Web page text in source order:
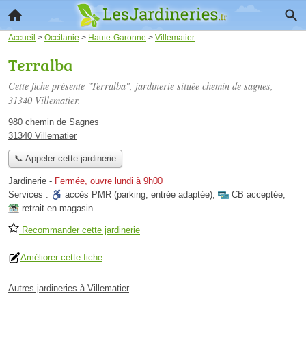
Accueil > Occitanie > Haute-Garonne > Villematier
Terralba
Cette fiche présente "Terralba", jardinerie située chemin de sagnes,
31340 Villematier.
980 chemin de Sagnes
31340 Villematier
📞 Appeler cette jardinerie
Jardinerie - Fermée, ouvre lundi à 9h00
Services :
accès PMR (parking, entrée adaptée), CB acceptée,
retrait en magasin
Recommander cette jardinerie
Améliorer cette fiche
Autres jardineries à Villematier